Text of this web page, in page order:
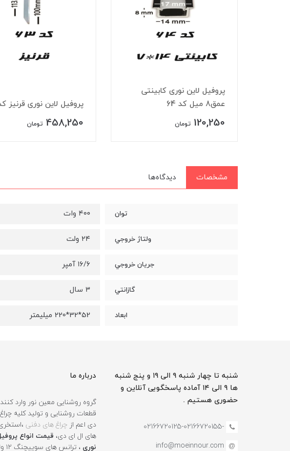
پروفیل لاین نوری کابینتی
عمق8 میل کد 64
120,250 تومان
پروفیل لاین نوری قرنیز کد
458,250 تومان
مشخصات دیدگاه‌ها
توان ٤٠٠ وات
ولتاژ خروجي ٢٤ ولت
جريان خروجي ١٦/٦ آمپر
گازانتي ٣ سال
ابعاد 52*32*220 میلیمتر
شنبه تا چهار شنبه ۹ الی ۱۹ و پنج شنبه
ها ۹ الی ۱۴ آماده پاسخگویی آنلاین و
حضوری هستیم .
-02166720125-02166720155
info@moeinnour.com
درباره ما
گروه روشنایی معین نور وارد
قطعات روشنایی و تولید کلیه
دی اعم از چراغ های دفنی
های ال ای دی، قیمت انواع
نوری